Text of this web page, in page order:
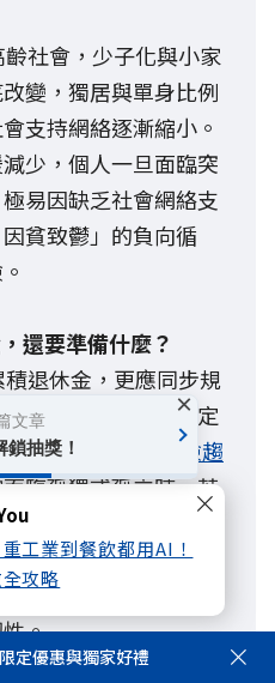
工業到餐飲都用AI！
攻略
社會，少子化與小家
變，獨居與單身比例
支持網絡逐漸縮小。
少，個人一旦面臨突
易因缺乏社會網絡支
貧致鬱」的負向循
還要準備什麼？
退休金，更應同步規
需求，以及建立穩定
壽《 2026人生風險趨
臨孤獨或孤立時，若
統，身體、心理與財
此，退休準備應從財
面向及早布局，提升
。
定優惠與獨家好禮
文章
抽獎！
×